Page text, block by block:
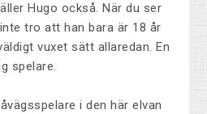
Hugo också. När du ser
tro att han bara är 18 år
vuxet sätt allaredan. En
spelare.
i den här elvan